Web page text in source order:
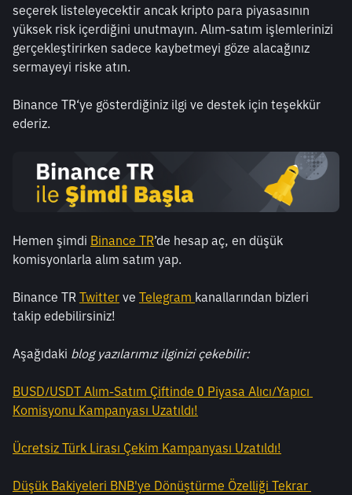
seçerek listeleyecektir ancak kripto para piyasasının
yüksek risk içerdiğini unutmayın. Alım-satım işlemlerinizi
gerçekleştirirken sadece kaybetmeyi göze alacağınız
sermayeyi riske atın.
Binance TR‘ye gösterdiğiniz ilgi ve destek için teşekkür
ederiz.
Hemen şimdi Binance TR’de hesap aç, en düşük
komisyonlarla alım satım yap.
Binance TR Twitter ve Telegram kanallarından bizleri
takip edebilirsiniz!
Aşağıdaki blog yazılarımız ilginizi çekebilir:
BUSD/USDT Alım-Satım Çiftinde 0 Piyasa Alıcı/Yapıcı
Komisyonu Kampanyası Uzatıldı!
Ücretsiz Türk Lirası Çekim Kampanyası Uzatıldı!
Düşük Bakiyeleri BNB'ye Dönüştürme Özelliği Tekrar